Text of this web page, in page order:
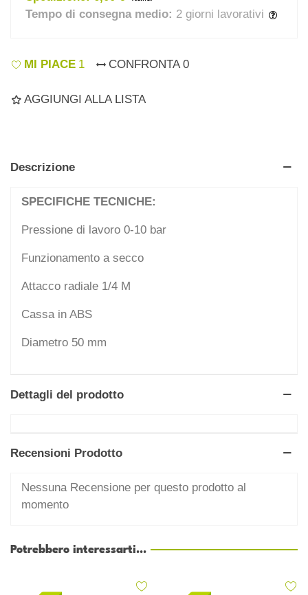
Tempo di consegna medio: 2 giorni lavorativi
MI PIACE 1 CONFRONTA 0
AGGIUNGI ALLA LISTA
Descrizione
SPECIFICHE TECNICHE:
Pressione di lavoro 0-10 bar
Funzionamento a secco
Attacco radiale 1/4 M
Cassa in ABS
Diametro 50 mm
Dettagli del prodotto
Recensioni Prodotto
Nessuna Recensione per questo prodotto al
momento
Potrebbero interessarti...